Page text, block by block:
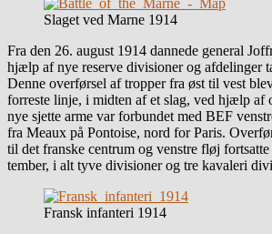
Slaget ved Marne 1914
Fra den 26. august 1914 dannede general
hjælp af nye reserve divisioner og afdelinger
Denne overførsel af tropper fra øst til vest
forreste linje, i midten af et slag, ved hjælp af
nye sjette arme var forbundet med BEF
fra Meaux på Pontoise, nord for Paris.
til det franske centrum og venstre fløj
tember, i alt tyve divisioner og tre kavaleri
Fransk infanteri 1914